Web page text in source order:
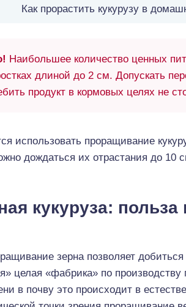
Как прорастить кукурузу в
Наибольшее количество ценных
длиной до 2 см. Допускать
продукт в кормовых целях не
использовать проращивание
дождаться их отрастания до 10
кукуруза: польза
зерна позволяет
целая «фабрика» по
в почву это происходит в